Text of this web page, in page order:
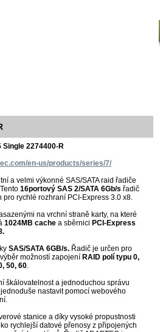
Single 2274400-R
en-us/products/series/7/
a velmi výkonné SAS/SATA raid řadiče
16portový SAS 2/SATA 6Gb/s řadič
rychlé rozhraní PCI-Express 3.0 x8.
na vrchní straně karty, na které
1024MB cachea sběrnici PCI-Express
SAS/SATA 6GB/s. Řadič je určen pro
možností zapojení RAID polí typu 0,
50, 60.
škálovatelnost a jednoduchou správu
nastavit pomocí webového
stanice a díky vysoké propustnosti
rychlejší datové přenosy z připojených